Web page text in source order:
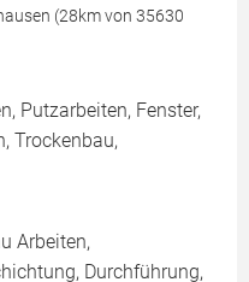
(28km von 35630
Putzarbeiten, Fenster,
Trockenbau,
Arbeiten,
Durchführung,